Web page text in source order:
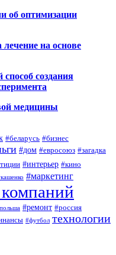
об оптимизации
на основе
создания
медицины
#беларусь #бизнес
#дом #евросоюз #загадка
#интерьер #кино
#маркетинг
#ремонт #россия
#футбол технологии